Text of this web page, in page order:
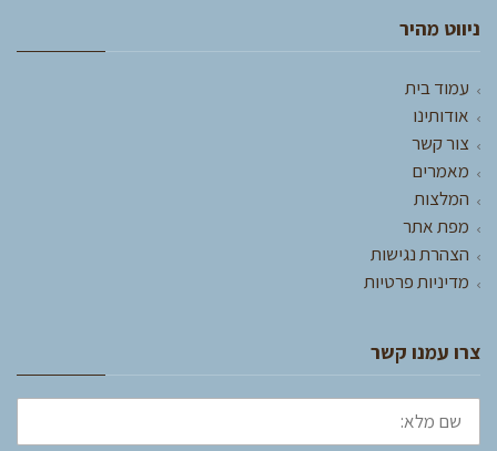
ניווט מהיר
עמוד בית
אודותינו
צור קשר
מאמרים
המלצות
מפת אתר
הצהרת נגישות
מדיניות פרטיות
צרו עמנו קשר
שם
מלא: